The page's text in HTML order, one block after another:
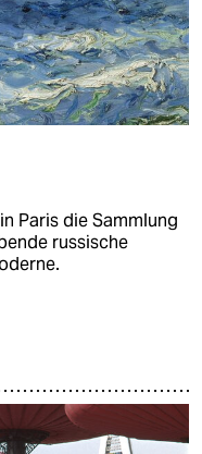
Paris die Sammlung
russische